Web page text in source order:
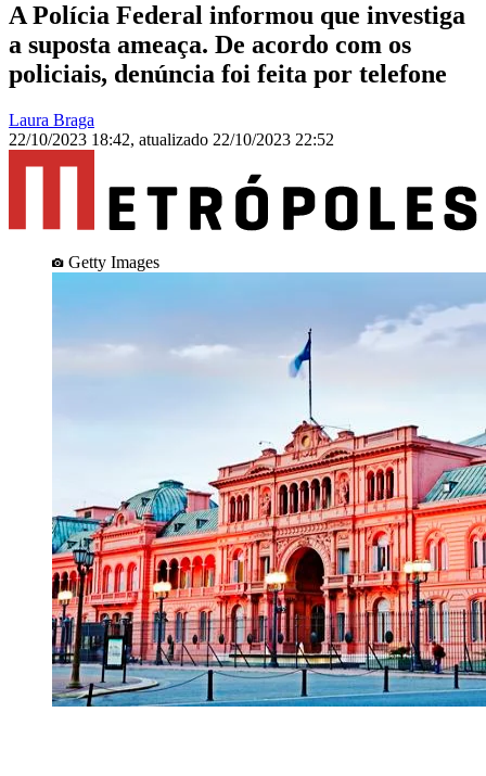
A Polícia Federal informou que investiga
a suposta ameaça. De acordo com os
policiais, denúncia foi feita por telefone
Laura Braga
22/10/2023 18:42, atualizado 22/10/2023 22:52
Getty Images